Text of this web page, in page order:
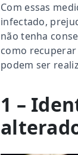
Com essas
infectado,
não tenha
como
podem ser
1 –